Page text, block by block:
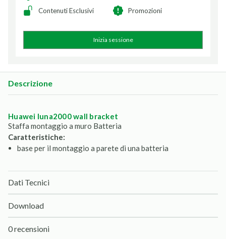
Contenuti Esclusivi
Promozioni
Inizia sessione
Descrizione
huawei luna2000 wall bracket
Staffa montaggio a muro Batteria
Caratteristiche:
base per il montaggio a parete di una batteria
Dati Tecnici
Download
0 recensioni